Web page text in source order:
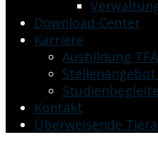
Download-Center
Karriere
Ausbildung TFA
Stellenangebot
Kontakt
Überweisende